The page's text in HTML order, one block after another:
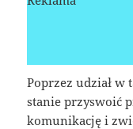
Poprzez udział w
stanie przyswoić
komunikację i